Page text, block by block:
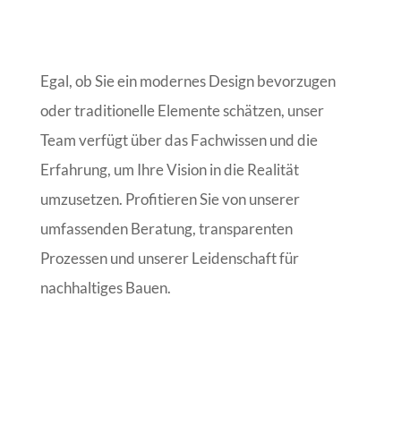
Egal, ob Sie ein modernes Design bevorzugen
oder traditionelle Elemente schätzen, unser
Team verfügt über das Fachwissen und die
Erfahrung, um Ihre Vision in die Realität
umzusetzen. Profitieren Sie von unserer
umfassenden Beratung, transparenten
Prozessen und unserer Leidenschaft für
nachhaltiges Bauen.